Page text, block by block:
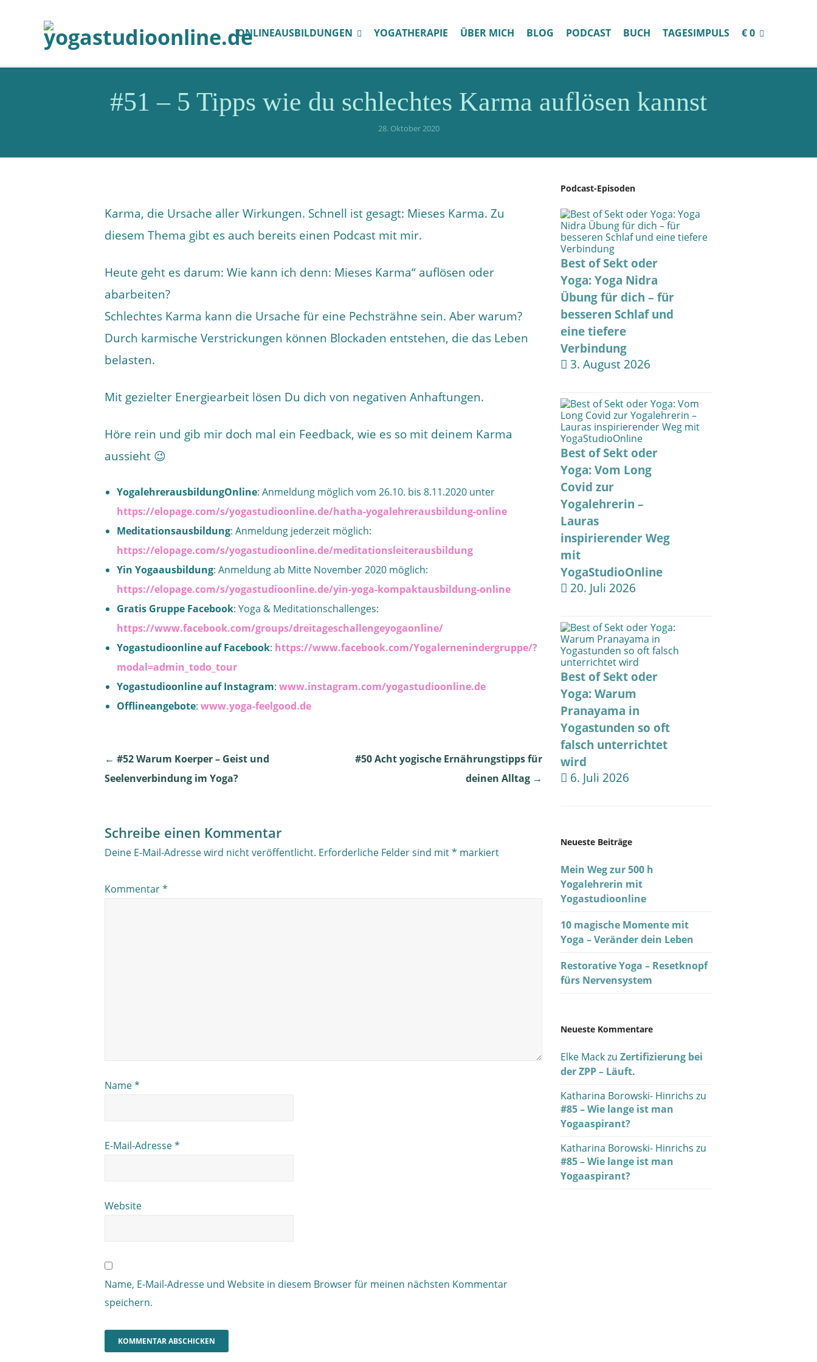
ONLINEAUSBILDUNGEN YOGATHERAPIE ÜBER MICH BLOG PODCAST BUCH TAGESIMPULS € 0
#51 – 5 Tipps wie du schlechtes Karma auflösen kannst
28. Oktober 2020
Karma, die Ursache aller Wirkungen. Schnell ist gesagt: Mieses Karma. Zu
diesem Thema gibt es auch bereits einen Podcast mit mir.
Heute geht es darum: Wie kann ich denn: Mieses Karma“ auflösen oder
abarbeiten?
Schlechtes Karma kann die Ursache für eine Pechsträhne sein. Aber warum?
Durch karmische Verstrickungen können Blockaden entstehen, die das Leben
belasten.
Mit gezielter Energiearbeit lösen Du dich von negativen Anhaftungen.
Höre rein und gib mir doch mal ein Feedback, wie es so mit deinem Karma
aussieht 😉
YogalehrerausbildungOnline: Anmeldung möglich vom 26.10. bis 8.11.2020 unter
https://elopage.com/s/yogastudioonline.de/hatha-yogalehrerausbildung-online
Meditationsausbildung: Anmeldung jederzeit möglich:
https://elopage.com/s/yogastudioonline.de/meditationsleiterausbildung
Yin Yogaausbildung: Anmeldung ab Mitte November 2020 möglich:
https://elopage.com/s/yogastudioonline.de/yin-yoga-kompaktausbildung-online
Gratis Gruppe Facebook: Yoga & Meditationschallenges:
https://www.facebook.com/groups/dreitageschallengeyogaonline/
Yogastudioonline auf Facebook: https://www.facebook.com/Yogalernenindergruppe/?
modal=admin_todo_tour
Yogastudioonline auf Instagram: www.instagram.com/yogastudioonline.de
Offlineangebote: www.yoga-feelgood.de
Post
navigation
← #52 Warum Koerper – Geist und
Seelenverbindung im Yoga?
#50 Acht yogische Ernährungstipps für
deinen Alltag →
Schreibe einen Kommentar
Deine E-Mail-Adresse wird nicht veröffentlicht. Erforderliche Felder sind mit* markiert
Kommentar*
Name*
E-Mail-Adresse*
Website
Name, E-Mail-Adresse und Website in diesem Browser für meinen nächsten Kommentar
speichern.
Podcast-Episoden
Best of Sekt oder
Yoga: Yoga Nidra
Übung für dich – für
besseren Schlaf und
eine tiefere
Verbindung
3. August 2026
Best of Sekt oder
Yoga: Vom Long
Covid zur
Yogalehrerin –
Lauras
inspirierender Weg
mit
YogaStudioOnline
20. Juli 2026
Best of Sekt oder
Yoga: Warum
Pranayama in
Yogastunden so oft
falsch unterrichtet
wird
6. Juli 2026
Neueste Beiträge
Mein Weg zur 500 h
Yogalehrerin mit
Yogastudioonline
10 magische Momente mit
Yoga – Veränder dein Leben
Restorative Yoga – Resetknopf
fürs Nervensystem
Neueste Kommentare
Elke Mackzu Zertifizierung bei
der ZPP – Läuft.
Katharina Borowski- Hinrichs zu
#85 – Wie lange ist man
Yogaaspirant?
Katharina Borowski- Hinrichs zu
#85 – Wie lange ist man
Yogaaspirant?